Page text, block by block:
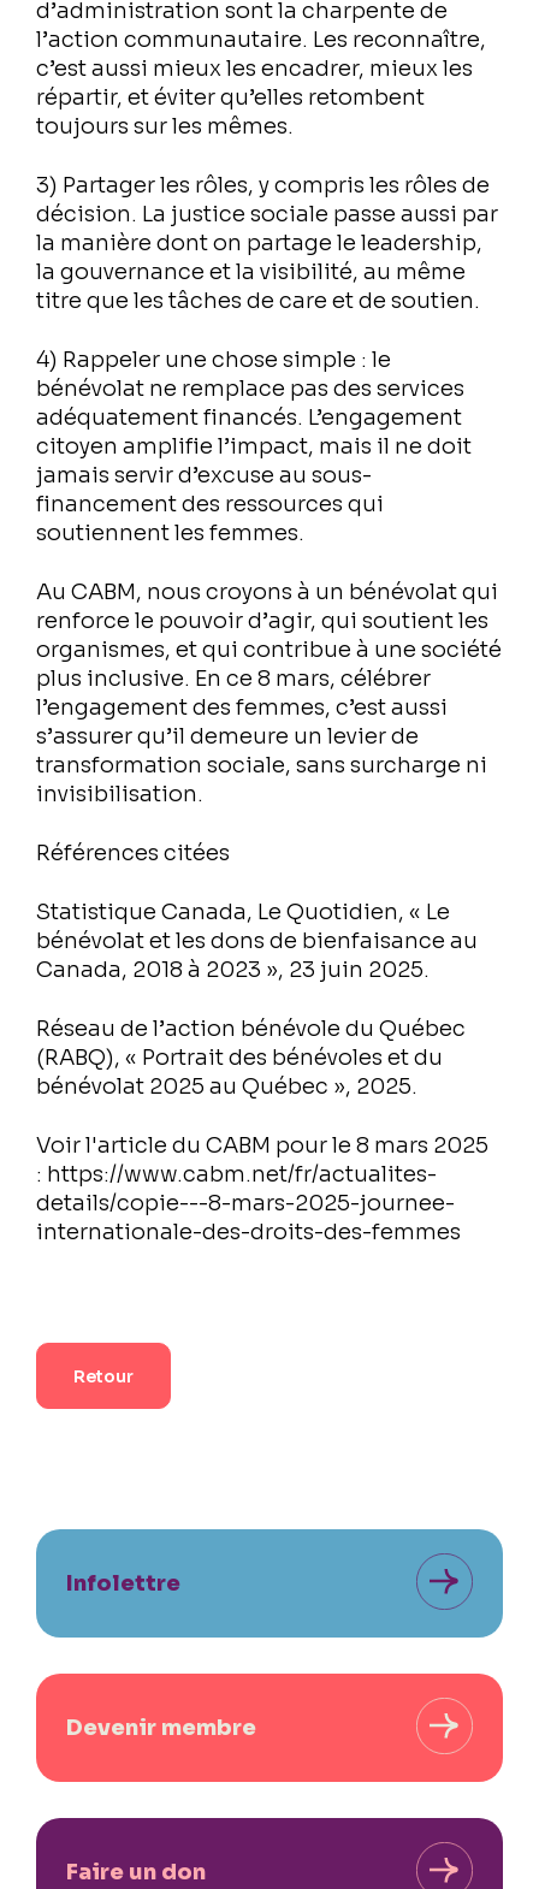
d’administration sont la charpente de
l’action communautaire. Les reconnaître,
c’est aussi mieux les encadrer, mieux les
répartir, et éviter qu’elles retombent
toujours sur les mêmes.
3) Partager les rôles, y compris les rôles de
décision. La justice sociale passe aussi par
la manière dont on partage le leadership,
la gouvernance et la visibilité, au même
titre que les tâches de care et de soutien.
4) Rappeler une chose simple : le
bénévolat ne remplace pas des services
adéquatement financés. L’engagement
citoyen amplifie l’impact, mais il ne doit
jamais servir d’excuse au sous-
financement des ressources qui
soutiennent les femmes.
Au CABM, nous croyons à un bénévolat qui
renforce le pouvoir d’agir, qui soutient les
organismes, et qui contribue à une société
plus inclusive. En ce 8 mars, célébrer
l’engagement des femmes, c’est aussi
s’assurer qu’il demeure un levier de
transformation sociale, sans surcharge ni
invisibilisation.
Références citées
Statistique Canada, Le Quotidien, « Le
bénévolat et les dons de bienfaisance au
Canada, 2018 à 2023 », 23 juin 2025.
Réseau de l’action bénévole du Québec
(RABQ), « Portrait des bénévoles et du
bénévolat 2025 au Québec », 2025.
Voir l'article du CABM pour le 8 mars 2025
: https://www.cabm.net/fr/actualites-
details/copie---8-mars-2025-journee-
internationale-des-droits-des-femmes
Retour
Infolettre
Devenir membre
Faire un don